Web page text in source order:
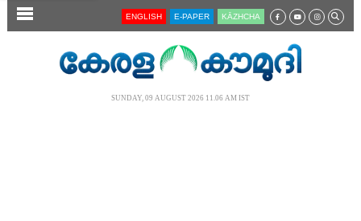
SECTIONS ENGLISH E-PAPER KĀZHCHA
SUNDAY, 09 AUGUST 2026 11.06 AM IST